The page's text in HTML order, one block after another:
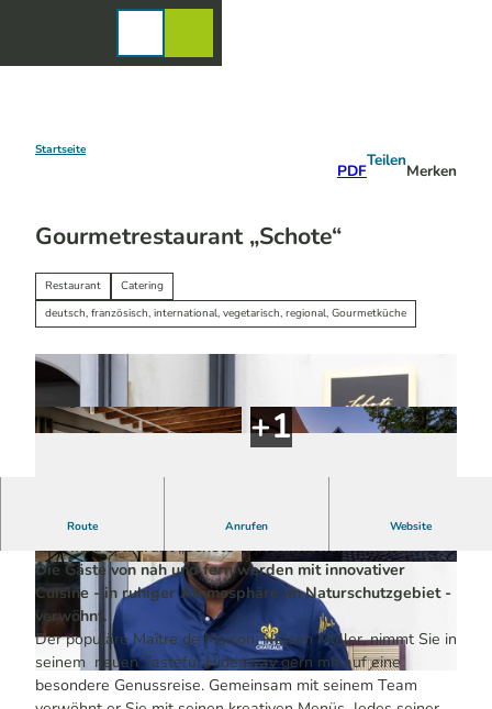
Startseite
PDF
Teilen
Merken
Gourmetrestaurant „Schote“
Restaurant
Catering
deutsch, französisch, international, vegetarisch, regional, Gourmetküche
© Sebastian Drueen | KI-optimiert
© Ydo Sol | KI-optimiert © Ydo Sol | KI-optimiert
Route Anrufen Website
Das Highlight des Relais & Chateaux Hotels ist das
Gourmetrestaurant „Schote“ mit stlilvollem Ambiente.
Die Gäste von nah und fern werden mit innovativer
Cuisine - in ruhiger Athmosphäre im Naturschutzgebiet -
verwöhnt.
Der populäre Maître de Maison, Nelson Müller, nimmt Sie in
seinem neuen Tasteful Hideaway gern mit auf eine
besondere Genussreise. Gemeinsam mit seinem Team